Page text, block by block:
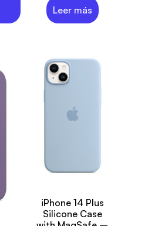
Leer más
iPhone 14 Plus
Silicone Case